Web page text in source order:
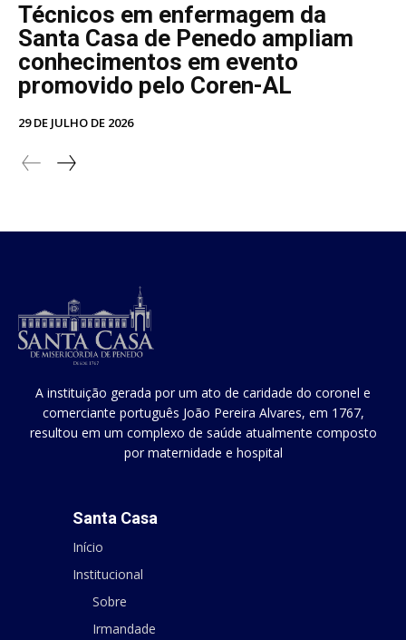
Técnicos em enfermagem da
Santa Casa de Penedo ampliam
conhecimentos em evento
promovido pelo Coren-AL
29 DE JULHO DE 2026
A instituição gerada por um ato de caridade do coronel e
comerciante português João Pereira Alvares, em 1767,
resultou em um complexo de saúde atualmente composto
por maternidade e hospital
Santa Casa
Início
Institucional
Sobre
Irmandade